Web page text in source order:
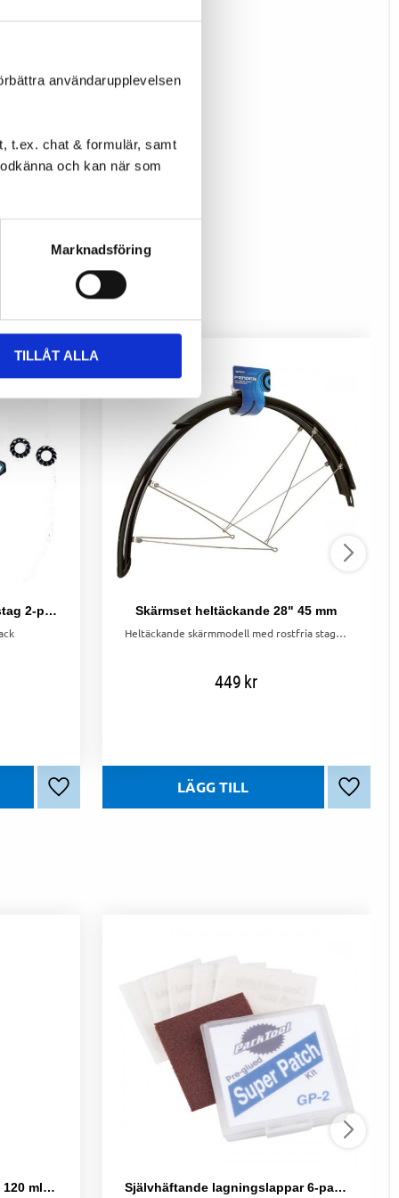
användarupplevelsen
t.ex. chat & formulär, samt
och kan när som
Marknadsföring
TILLÅT ALLA
Skärmstagsfästen till SKS stag 2-pack
Lägg till i favoriter
Skärmset heltäckande 28" 45 mm
Heltäckande skärmmodell med rostfria stag/skruvar. Komplett sats med förmonterade stag vilket underlättar monteringen avsevärt. Skärmbredd 45 mm.
449kr
Lägg
MUC-OFF All Weather Lube 120 ml – Kedjeolja för Alla Väderförhållanden
Självhäftande lagningslappar 6-pack Park Tool